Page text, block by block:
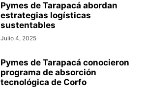
Pymes de Tarapacá abordan
estrategias logísticas
sustentables
Julio 4, 2025
Pymes de Tarapacá conocieron
programa de absorción
tecnológica de Corfo